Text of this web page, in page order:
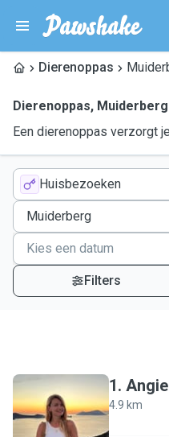
Dierenoppas
Dierenoppas, Muiderberg
Een dierenoppas verzorgt
Huisbezoeken
Filters
A
1. Angie
4.9 km